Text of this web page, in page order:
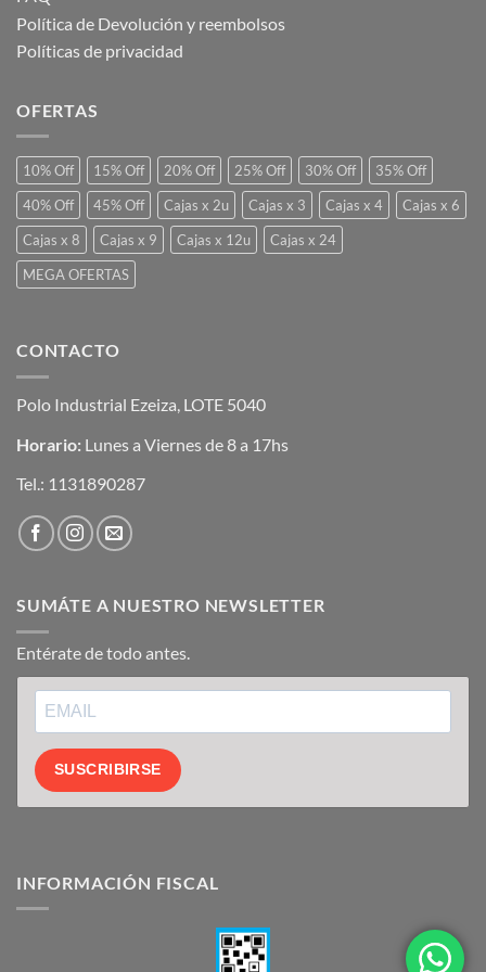
Política de Devolución y reembolsos
Políticas de privacidad
OFERTAS
10% Off 15% Off 20% Off 25% Off 30% Off
35% Off
40% Off
45% Off Cajas x 2u Cajas x 3 Cajas x 4
Cajas x 6
Cajas x 8
Cajas x 9 Cajas x 12u
Cajas x 24
MEGA OFERTAS
CONTACTO
Polo Industrial Ezeiza, LOTE 5040
Horario: Lunes a Viernes de 8 a 17hs
Tel.: 1131890287
SUMÁTE A NUESTRO NEWSLETTER
Entérate de todo antes.
SUSCRIBIRSE
INFORMACIÓN FISCAL